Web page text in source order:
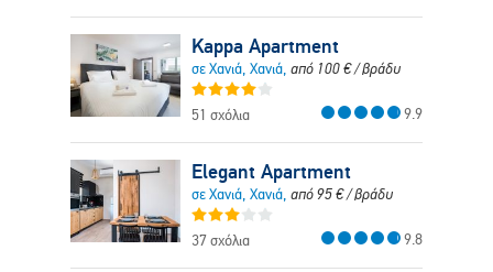
Kappa Apartment
σε Χανιά, Χανιά, από 100€/ βράδυ
51 σχόλια 9.9
Elegant Apartment
σε Χανιά, Χανιά, από95€/ βράδυ
37 σχόλια 9.8